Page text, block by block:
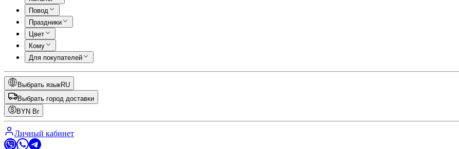
Повод
Праздники
Цвет
Кому
Для покупателей
Выбрать языкRU
Выбрать город доставки
BYN Br
Личный кабинет